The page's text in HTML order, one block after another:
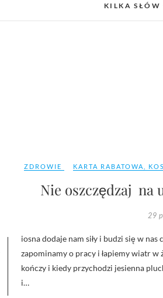
KILKA SŁÓW
ZDROWIE KARTA RABATOWA
Nie oszczędzaj na
29
zapominamy o pracy i łapiemy wiatr w
kończy i kiedy przychodzi jesienna
i…